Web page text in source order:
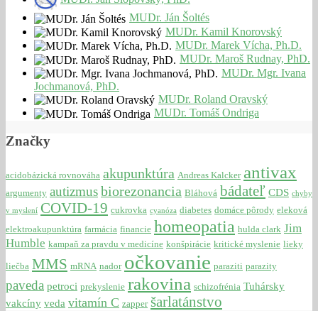
MUDr. Ján Šoltés
MUDr. Kamil Knorovský
MUDr. Marek Vícha, Ph.D.
MUDr. Maroš Rudnay, PhD.
MUDr. Mgr. Ivana
Jochmanová, PhD.
MUDr. Roland Oravský
MUDr. Tomáš Ondriga
Značky
acidobázická rovnováha akupunktúra Andreas Kalcker antivax
argumenty autizmusbiorezonancia Bláhová bádateľ CDS chyby
v myslení COVID-19 cukrovka cyanóza diabetes domáce pôrody eleková
elektroakupunktúra farmácia financie homeopatia hulda clark Jim
Humble kampaň za pravdu v medicíne konšpirácie kritické myslenie lieky
liečba MMS mRNA nador očkovanie paraziti parazity
paveda petroci prekyslenie rakovina schizofrénia Tuhársky
vakcíny veda vitamín C zapper šarlatánstvo